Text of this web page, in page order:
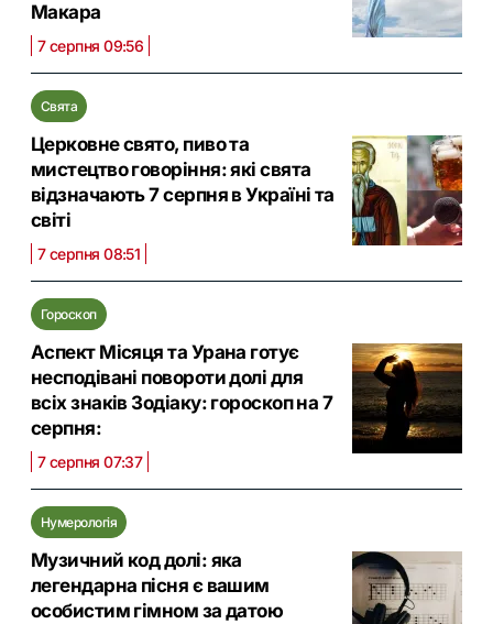
Макара
7 серпня 09:56
Свята
Церковне свято, пиво та
мистецтво говоріння: які свята
відзначають 7 серпня в Україні та
світі
7 серпня 08:51
Гороскоп
Аспект Місяця та Урана готує
несподівані повороти долі для
всіх знаків Зодіаку: гороскоп на 7
серпня:
7 серпня 07:37
Нумерологія
Музичний код долі: яка
легендарна пісня є вашим
особистим гімном за датою